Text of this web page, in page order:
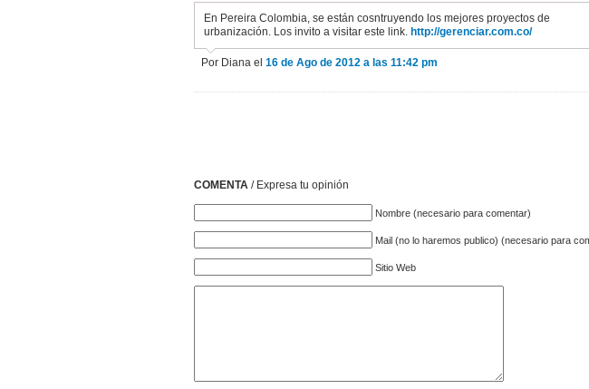
En Pereira Colombia, se están cosntruyendo los mejores proyectos de
urbanización. Los invito a visitar este link. http://gerenciar.com.co/
Por Diana el 16 de Ago de 2012 a las 11:42 pm
COMENTA / Expresa tu opinión
Nombre (necesario para comentar)
Mail (no lo haremos publico) (necesario para
Sitio Web